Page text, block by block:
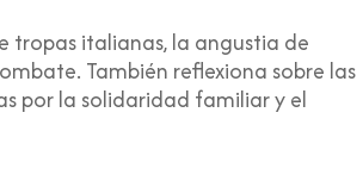
tropas italianas, la angustia de
También reflexiona sobre las
por la solidaridad familiar y el